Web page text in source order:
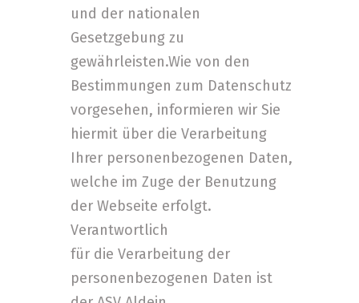
und der nationalen
Gesetzgebung zu
gewährleisten.Wie von den
Bestimmungen zum Datenschutz
vorgesehen, informieren wir Sie
hiermit über die Verarbeitung
Ihrer personenbezogenen Daten,
welche im Zuge der Benutzung
der Webseite erfolgt.
Verantwortlich
für die Verarbeitung der
personenbezogenen Daten ist